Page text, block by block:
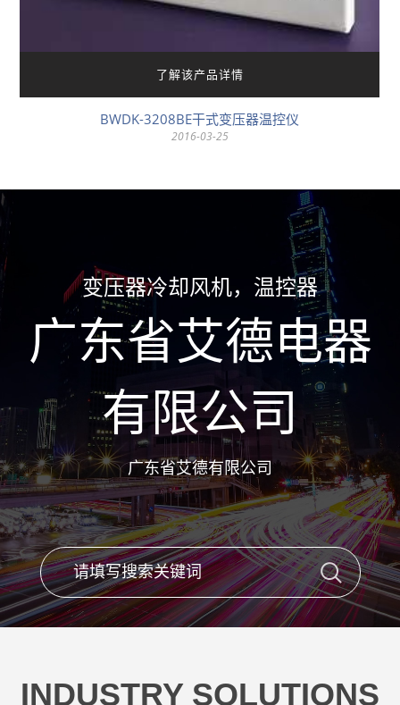
了解该产品详情
BWDK-3208BE干式变压器温控仪
2016-03-25
变压器冷却风机，温控器
广东省艾德电器
有限公司
广东省艾德有限公司
INDUSTRY SOLUTIONS